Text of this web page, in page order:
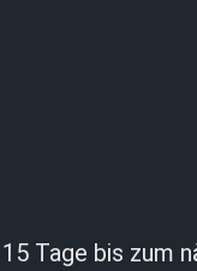
Tage bis zum